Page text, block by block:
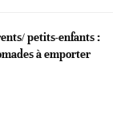
petits-enfants :
à emporter